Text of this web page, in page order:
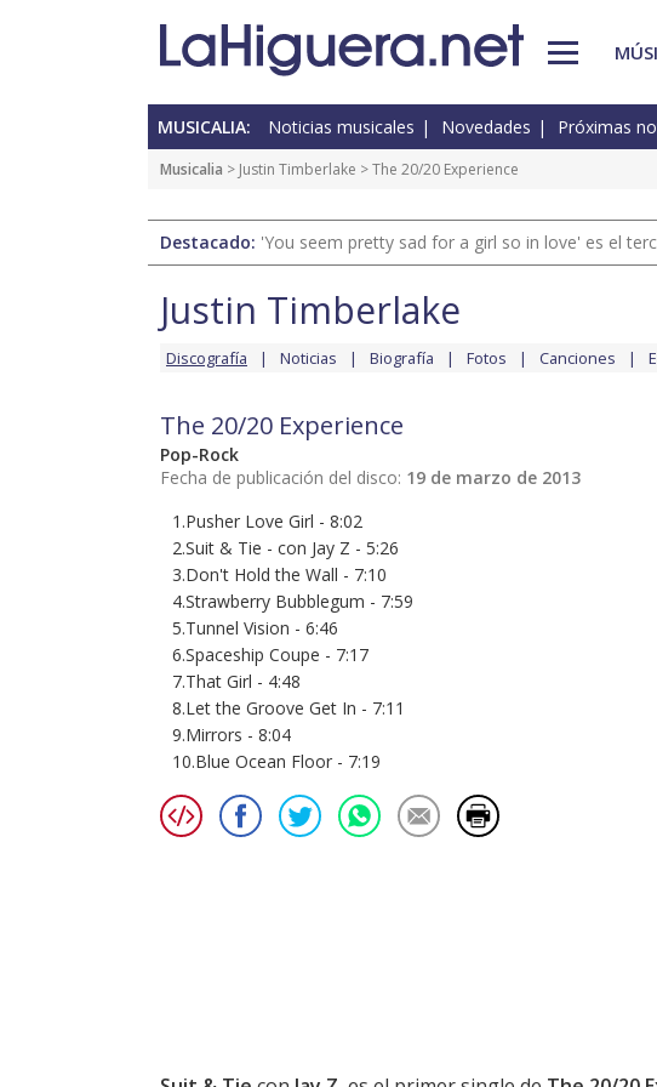
MUSICALIA: Noticias musicales Novedades Próximas
Musicalia > Justin Timberlake > The 20/20 Experience
Destacado: 'You seem pretty sad for a girl so in love' es el
Justin Timberlake
Discografía Noticias Biografía Fotos Canciones
The 20/20 Experience
Pop-Rock
Fecha de publicación del disco: 19 de marzo de 2013
1.Pusher Love Girl - 8:02
2.Suit & Tie - con Jay Z - 5:26
3.Don't Hold the Wall - 7:10
4.Strawberry Bubblegum - 7:59
5.Tunnel Vision - 6:46
6.Spaceship Coupe - 7:17
7.That Girl - 4:48
8.Let the Groove Get In - 7:11
9.Mirrors - 8:04
10.Blue Ocean Floor - 7:19